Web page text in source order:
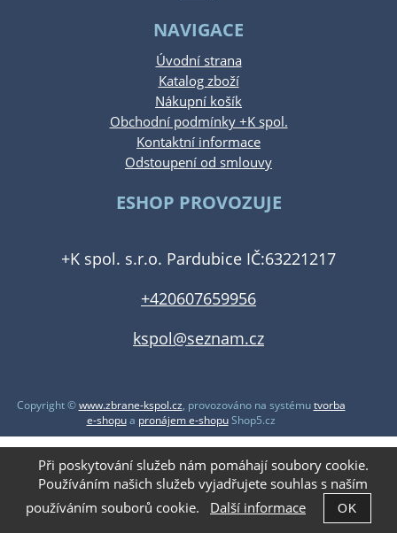
NAVIGACE
Úvodní strana
Katalog zboží
Nákupní košík
Obchodní podmínky +K spol.
Kontaktní informace
Odstoupení od smlouvy
ESHOP PROVOZUJE
+K spol. s.r.o. Pardubice IČ:63221217
+420607659956
kspol@seznam.cz
Copyright ©www.zbrane-kspol.cz, provozováno na systémutvorba
e-shopua pronájem e-shopuShop5.cz
Při poskytování služeb nám pomáhají soubory cookie.
Používáním našich služeb vyjadřujete souhlas s naším
používáním souborů cookie. Další informace